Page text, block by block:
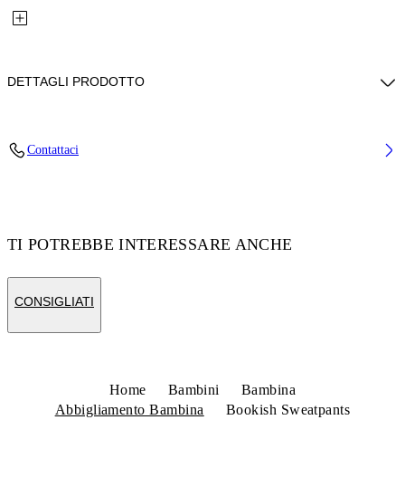
DETTAGLI PRODOTTO
Contattaci
TI POTREBBE INTERESSARE ANCHE
CONSIGLIATI
Home Bambini
Bambina
Abbigliamento Bambina
Bookish Sweatpants